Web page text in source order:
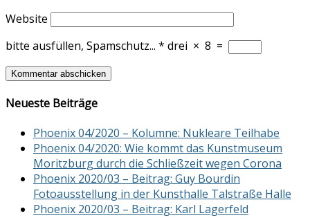
Website
bitte ausfüllen, Spamschutz... * drei × 8 =
Neueste Beiträge
Phoenix 04/2020 – Kolumne: Nukleare Teilhabe
Phoenix 04/2020: Wie kommt das Kunstmuseum
Moritzburg durch die Schließzeit wegen Corona
Phoenix 2020/03 – Beitrag: Guy Bourdin
Fotoausstellung in der Kunsthalle Talstraße Halle
Phoenix 2020/03 – Beitrag: Karl Lagerfeld